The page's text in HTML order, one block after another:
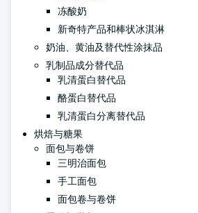
冻酸奶
新奇特产品和棒状冰淇淋
奶油、黄油及替代性涂抹品
乳制品成分替代品
乳清蛋白替代品
酪蛋白替代品
乳清蛋白分离替代品
烘焙与糖果
面包与卷饼
三明治面包
手工面包
面包卷与卷饼